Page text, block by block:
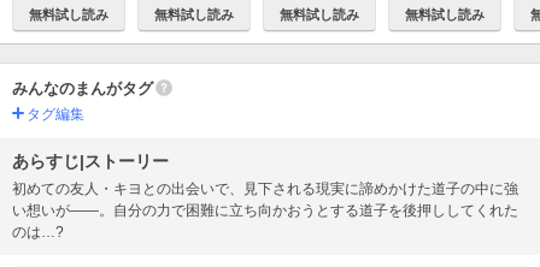
無料試し読み 無料試し読み 無料試し読み 無料試し読み
みんなのまんがタグ
タグ編集
あらすじ|ストーリー
初めての友人・キヨとの出会いで、見下される現実に諦めかけた道子の中に強
い想いが――。自分の力で困難に立ち向かおうとする道子を後押ししてくれた
のは…?